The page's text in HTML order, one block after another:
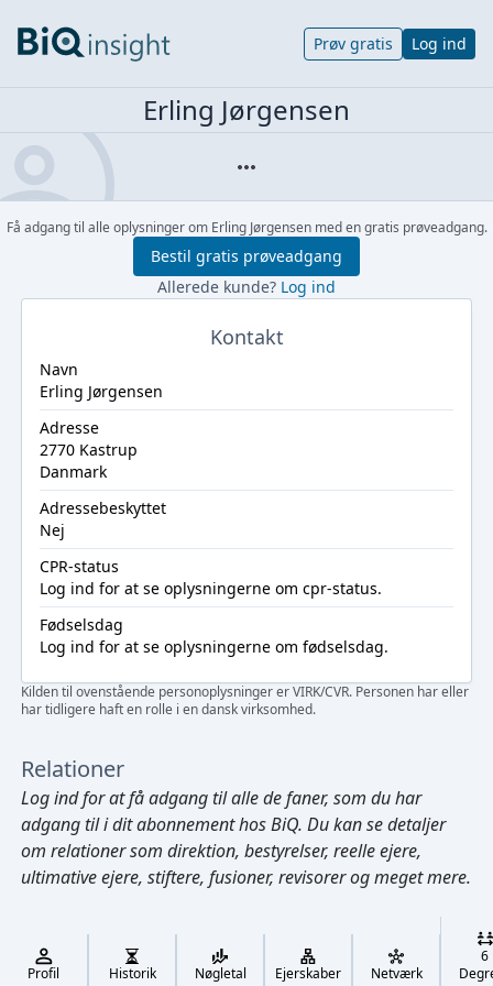
Cmd/Ctrl + K
Prøv gratis Log ind
Erling Jørgensen
Få adgang til alle oplysninger om Erling Jørgensen med en gratis prøveadgang.
Bestil gratis prøveadgang
Allerede kunde? Log ind
Kontakt
Navn
Erling Jørgensen
Adresse
2770 Kastrup
Danmark
Adressebeskyttet
Nej
CPR-status
Log ind for at se oplysningerne om cpr-status.
Fødselsdag
Log ind for at se oplysningerne om fødselsdag.
Kilden til ovenstående personoplysninger er VIRK/CVR. Personen har eller
har tidligere haft en rolle i en dansk virksomhed.
Relationer
Log indfor at få adgang til alle de faner, som du har
adgang til i dit abonnement hos BiQ. Du kan se detaljer
om relationer som direktion, bestyrelser, reelle ejere,
ultimative ejere, stiftere, fusioner, revisorer og meget mere.
Profil Historik Nøgletal Ejerskaber Netværk
6